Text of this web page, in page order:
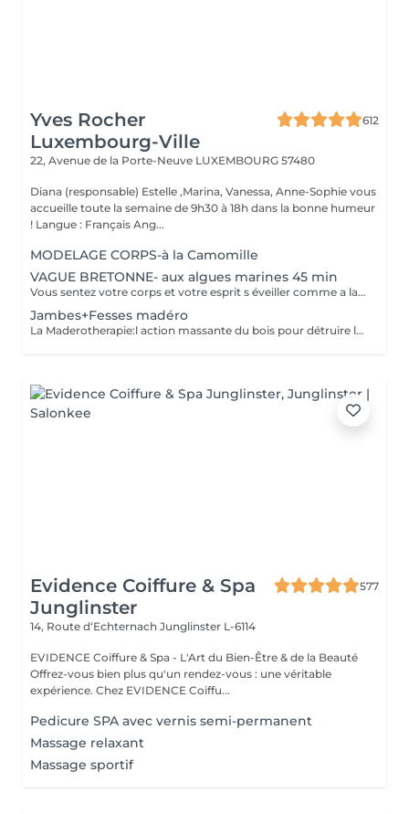
Yves Rocher
Luxembourg-Ville
612
22, Avenue de la Porte-Neuve LUXEMBOURG 57480
Diana (responsable) Estelle ,Marina, Vanessa, Anne-Sophie vous
accueille toute la semaine de 9h30 à 18h dans la bonne humeur
! Langue : Français Ang...
MODELAGE CORPS-à la Camomille
VAGUE BRETONNE- aux algues marines 45 min
Vous sentez votre corps et votre esprit s éveiller comme a la suite d un bain dans l OCEAN. Vous vous tonicité et leur confort. sentez légère et revitalisée. Vos jambes retrouvent leur tonicité et leur confort
Jambes+Fesses madéro
La Maderotherapie:l action massante du bois pour détruire la cellulite. *Active la circulation sanguine et lymphatique *Réduit les tensions musculaires. *Raffermie et tonifie la peau.
Evidence Coiffure & Spa
Junglinster
577
14, Route d‘Echternach Junglinster L-6114
EVIDENCE Coiffure & Spa - L'Art du Bien-Être & de la Beauté
Offrez-vous bien plus qu'un rendez-vous : une véritable
expérience. Chez EVIDENCE Coiffu...
Pedicure SPA avec vernis semi-permanent
Massage relaxant
Massage sportif